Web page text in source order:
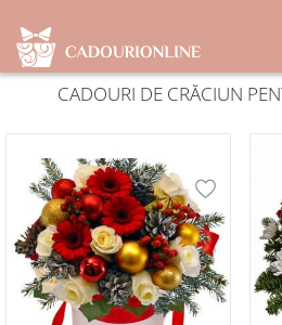
CADOURI DE CRĂCIUN